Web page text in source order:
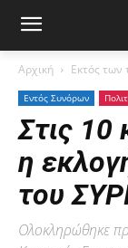
Αρχική Εκτός των
Εντός Συνόρων
Στις 10
η
του
Ολοκληρώθηκε